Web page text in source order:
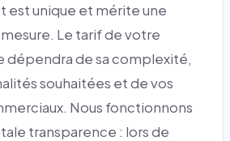
est unique et mérite une
Le tarif de votre
dépendra de sa complexité,
souhaitées et de vos
Nous fonctionnons
transparence : lors de